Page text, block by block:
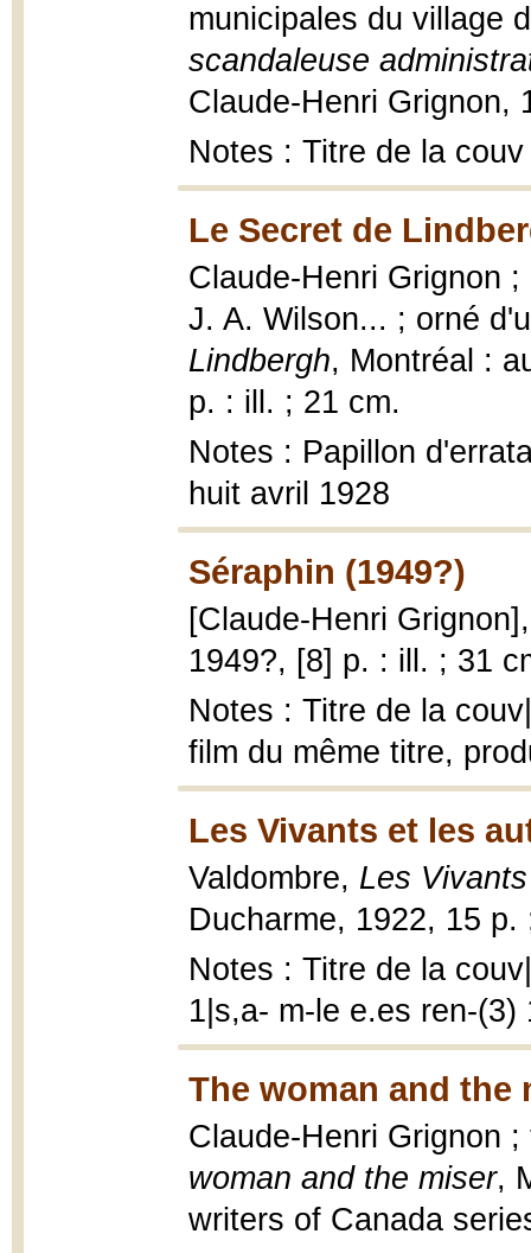
municipales du village
scandaleuse
Claude-Henri Grignon,
Notes : Titre de la couv
Le Secret de
Claude-Henri Grignon
J. A. Wilson... ; orné
Lindbergh, Montréal :
p. : ill. ; 21 cm.
Notes : Papillon
huit avril 1928
Séraphin (1949?)
[Claude-Henri
1949?, [8] p. : ill. ; 31
Notes : Titre de la
film du même titre,
Les Vivants et les
Valdombre, Les
Ducharme, 1922, 15 p.
Notes : Titre de la
1|s,a- m-le e.es ren-(3)
The woman and the
Claude-Henri Grignon
woman and the miser,
writers of Canada